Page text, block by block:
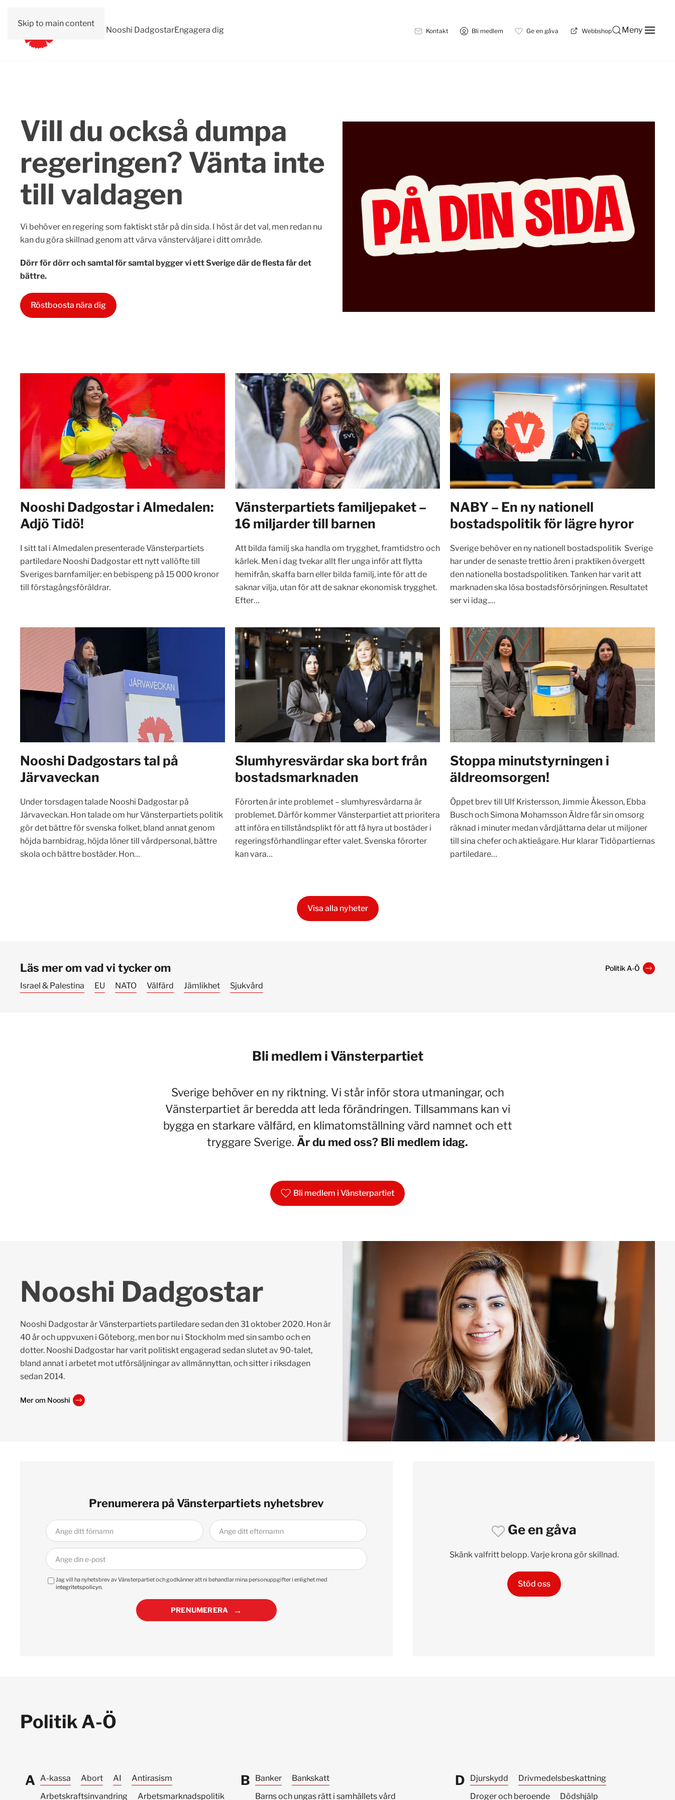
Skip to main content
Om Nooshi DadgostarEngagera dig Kontakt Bli medlem Ge en gåva Webbshop Meny
Vill du också dumpa
regeringen? Vänta inte
till valdagen
Vi behöver en regering som faktiskt står på din sida. I höst är det val, men redan nu
kan du göra skillnad genom att värva vänsterväljare i ditt område.
Dörr för dörr och samtal för samtal bygger vi ett Sverige där de flesta får det
bättre.
Röstboosta nära dig
Nooshi Dadgostar i Almedalen:
Adjö Tidö!
I sitt tal i Almedalen presenterade Vänsterpartiets
partiledare Nooshi Dadgostar ett nytt vallöfte till
Sveriges barnfamiljer: en bebispeng på 15 000 kronor
till förstagångsföräldrar.
Vänsterpartiets familjepaket –
16 miljarder till barnen
Att bilda familj ska handla om trygghet, framtidstro och
kärlek. Men i dag tvekar allt fler unga inför att flytta
hemifrån, skaffa barn eller bilda familj, inte för att de
saknar vilja, utan för att de saknar ekonomisk trygghet.
Efter…
NABY – En ny nationell
bostadspolitik för lägre hyror
Sverige behöver en ny nationell bostadspolitik Sverige
har under de senaste trettio åren i praktiken övergett
den nationella bostadspolitiken. Tanken har varit att
marknaden ska lösa bostadsförsörjningen. Resultatet
ser vi idag.…
Nooshi Dadgostars tal på
Järvaveckan
Under torsdagen talade Nooshi Dadgostar på
Järvaveckan. Hon talade om hur Vänsterpartiets politik
gör det bättre för svenska folket, bland annat genom
höjda barnbidrag, höjda löner till vårdpersonal, bättre
skola och bättre bostäder. Hon…
Slumhyresvärdar ska bort från
bostadsmarknaden
Förorten är inte problemet – slumhyresvärdarna är
problemet. Därför kommer Vänsterpartiet att prioritera
att införa en tillståndsplikt för att få hyra ut bostäder i
regeringsförhandlingar efter valet. Svenska förorter
kan vara…
Stoppa minutstyrningen i
äldreomsorgen!
Öppet brev till Ulf Kristersson, Jimmie Åkesson, Ebba
Busch och Simona Mohamsson Äldre får sin omsorg
räknad i minuter medan vårdjättarna delar ut miljoner
till sina chefer och aktieägare. Hur klarar Tidöpartiernas
partiledare…
Visa alla nyheter
Läs mer om vad vi tycker om Politik A-Ö
Israel & Palestina EU NATO Välfärd Jämlikhet Sjukvård
Bli medlem i Vänsterpartiet
Sverige behöver en ny riktning. Vi står inför stora utmaningar, och
Vänsterpartiet är beredda att leda förändringen. Tillsammans kan vi
bygga en starkare välfärd, en klimatomställning värd namnet och ett
tryggare Sverige. Är du med oss? Bli medlem idag.
Bli medlem i Vänsterpartiet
Nooshi Dadgostar
Nooshi Dadgostar är Vänsterpartiets partiledare sedan den 31 oktober 2020. Hon är
40 år och uppvuxen i Göteborg, men bor nu i Stockholm med sin sambo och en
dotter. Nooshi Dadgostar har varit politiskt engagerad sedan slutet av 90-talet,
bland annat i arbetet mot utförsäljningar av allmännyttan, och sitter i riksdagen
sedan 2014.
Mer om Nooshi
Prenumerera på Vänsterpartiets nyhetsbrev
Jag vill ha nyhetsbrev av Vänsterpartiet och godkänner att ni behandlar mina personuppgifter i enlighet med
integritetspolicyn.
PRENUMERERA
Ge en gåva
Skänk valfritt belopp. Varje krona gör skillnad.
Stöd oss
Politik A-Ö
A A-kassa Abort AI
Antirasism
Arbetskraftsinvandring
Arbetsmarknadspolitik
B Banker
Bankskatt
Barns och ungas rätt i samhällets vård
D Djurskydd
Drivmedels­beskattning
Droger och beroende
Dödshjälp